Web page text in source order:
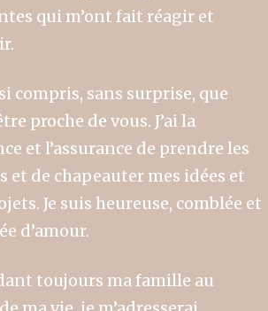
qui m’ont fait réagir et
compris, sans surprise, que
proche de vous. J’ai la
et l’assurance de prendre les
et de chapeauter mes idées et
Je suis heureuse, comblée et
d’amour.
toujours ma famille au